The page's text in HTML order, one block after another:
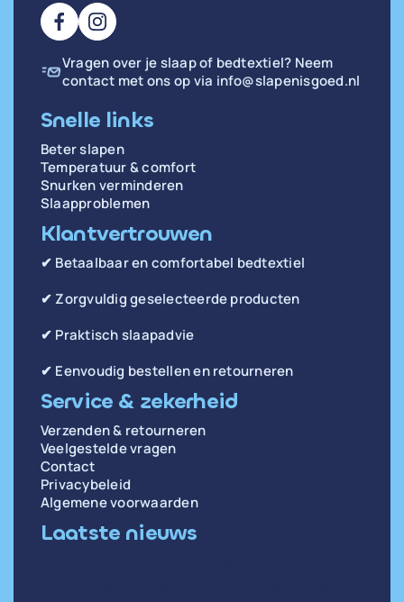
Vragen over je slaap of bedtextiel? Neem
contact met ons op via info@slapenisgoed.nl
Snelle links
Beter slapen
Temperatuur & comfort
Snurken verminderen
Slaapproblemen
Klantvertrouwen
✔ Betaalbaar en comfortabel bedtextiel
✔ Zorgvuldig geselecteerde producten
✔ Praktisch slaapadvie
✔ Eenvoudig bestellen en retourneren
Service & zekerheid
Verzenden & retourneren
Veelgestelde vragen
Contact
Privacybeleid
Algemene voorwaarden
Laatste nieuws